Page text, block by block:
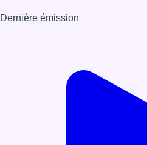
Dernière émission